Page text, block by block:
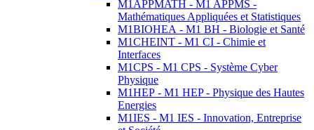
M1APPMATH - M1 APPMS -
Mathématiques Appliquées et Statistiques
M1BIOHEA - M1 BH - Biologie et Santé
M1CHEINT - M1 CI - Chimie et
Interfaces
M1CPS - M1 CPS - Système Cyber
Physique
M1HEP - M1 HEP - Physique des Hautes
Energies
M1IES - M1 IES - Innovation, Entreprise